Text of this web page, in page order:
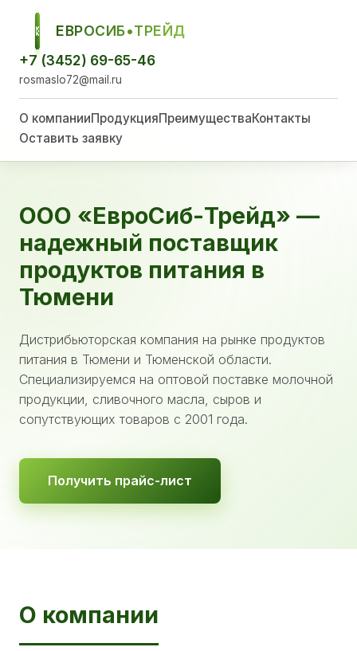
ЕСТ
ЕВРОСИБ•ТРЕЙД
+7 (3452) 69-65-46
rosmaslo72@mail.ru
О компанииПродукцияПреимуществаКонтакты
Оставить заявку
ООО «ЕвроСиб-Трейд» —
надежный поставщик
продуктов питания в
Тюмени
Дистрибьюторская компания на рынке продуктов
питания в Тюмени и Тюменской области.
Специализируемся на оптовой поставке молочной
продукции, сливочного масла, сыров и
сопутствующих товаров с 2001 года.
Получить прайс-лист
О компании